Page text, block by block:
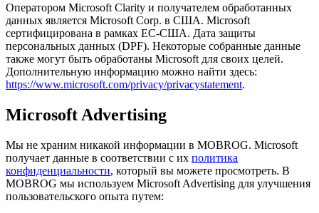
Оператором Microsoft Clarity и получателем обработанных
данных является Microsoft Corp. в США. Microsoft
сертифицирована в рамках ЕС-США. Дата защиты
персональных данных (DPF). Некоторые собранные данные
также могут быть обработаны Microsoft для своих целей.
Дополнительную информацию можно найти здесь:
https://www.microsoft.com/privacy/privacystatement.
Microsoft Advertising
Мы не храним никакой информации в MOBROG. Microsoft
получает данные в соответствии с их политика
конфиденциальности, который вы можете просмотреть. В
MOBROG мы используем Microsoft Advertising для улучшения
пользовательского опыта путем: